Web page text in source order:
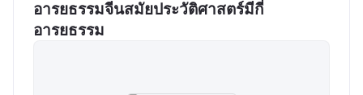
อารยธรรมจีนสมัยประวัติศาสตร์มีกี่
อารยธรรม